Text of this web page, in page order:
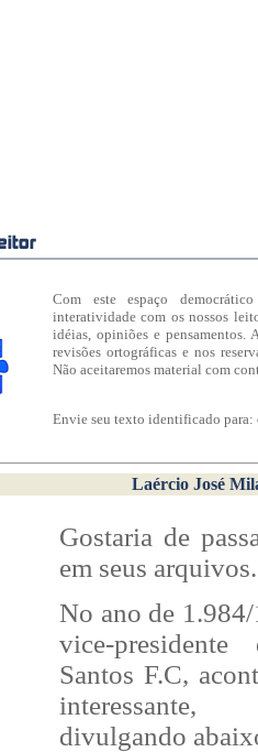
Com este espaço
interatividade com os nossos
idéias, opiniões e pensamentos.
revisões ortográficas e nos
Não aceitaremos material com
Envie seu texto identificado para:
Laércio José
Gostaria de
em seus arquivos.
No ano de
vice-
Santos F.C,
divulgando